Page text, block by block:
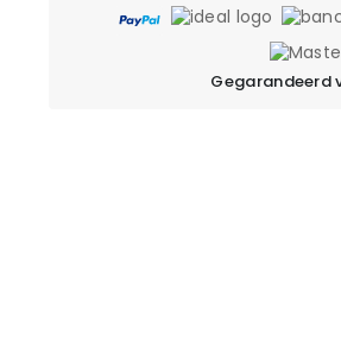
Gegarandeerd